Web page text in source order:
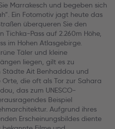
Marrakesch und begeben sich
Ein Fotomotiv jagt heute das
überqueren Sie den
Tichka-Pass auf 2.260m Höhe,
im Hohen Atlasgebirge.
Täler und kleine
liegen, gilt es zu
Städte Ait Benhaddou und
die oft als Tor zur Sahara
das zum UNESCO-
Beispiel
Aufgrund ihres
Erscheinungsbildes diente